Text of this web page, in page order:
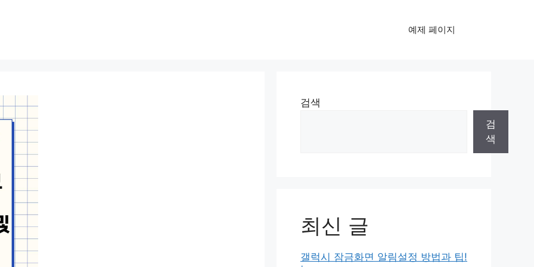
예제 페이지
검색
검
색
최신 글
갤럭시 잠금화면 알림설정 방법과 팁!